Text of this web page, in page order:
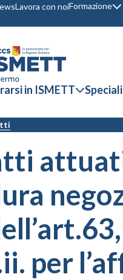
Lavora con noiFormazione
in ISMETT
per